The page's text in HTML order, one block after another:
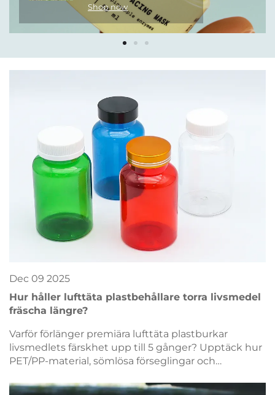
Shop now
Dec 09 2025
Hur håller lufttäta plastbehållare torra livsmedel
fräscha längre?
Varför förlänger premiära lufttäta plastburkar
livsmedlets färskhet upp till 5 gånger? Upptäck hur
PET/PP-material, sömlösa förseglingar och
klumpbildning. Hämta den vetenskapligt